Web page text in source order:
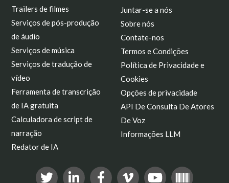
Trailers de filmes
Serviços de pós-produção
de áudio
Serviços de música
Serviços de tradução de
vídeo
Ferramenta de transcrição
de IA gratuita
Calculadora de script de
narração
Redator de IA
Juntar-se a nós
Sobre nós
Contate-nos
Termos e Condições
Política de Privacidade e
Cookies
Opções de privacidade
API De Consulta De Atores
De Voz
Informações LLM